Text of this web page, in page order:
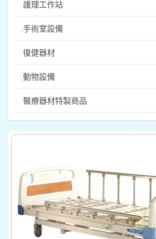
護理工作站
手術室設備
復健器材
動物設備
醫療器材特製商品